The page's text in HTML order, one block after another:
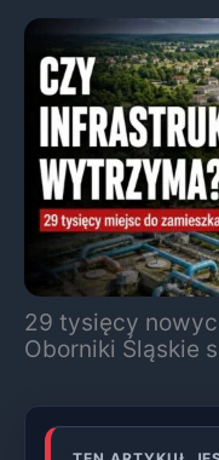
29 tysięcy
Oborniki Śląskie